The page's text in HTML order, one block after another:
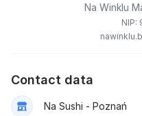
Na Winklu
NIP:
Contact data
Na Sushi - Poznań